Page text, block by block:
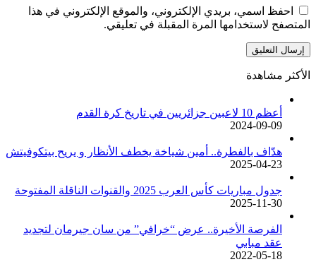
احفظ اسمي، بريدي الإلكتروني، والموقع الإلكتروني في هذا
المتصفح لاستخدامها المرة المقبلة في تعليقي.
الأكثر مشاهدة
أعظم 10 لاعبين جزائريين في تاريخ كرة القدم
2024-09-09
هدّاف بالفطرة.. أمين شياخة يخطف الأنظار و يريح بيتكوفيتش
2025-04-23
جدول مباريات كأس العرب 2025 والقنوات الناقلة المفتوحة
2025-11-30
الفرصة الأخيرة.. عرض “خرافي” من سان جيرمان لتجديد
عقد مبابي
2022-05-18